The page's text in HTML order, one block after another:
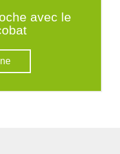
avec le